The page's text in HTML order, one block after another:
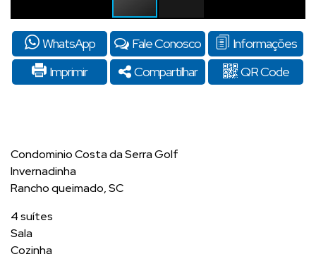
WhatsApp Fale Conosco
Informações
Imprimir
Compartilhar QR Code
Condominio Costa da Serra Golf
Invernadinha
Rancho queimado, SC
4 suítes
Sala
Cozinha